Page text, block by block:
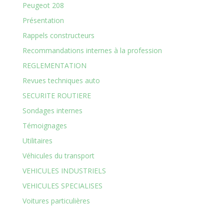
Peugeot 208
Présentation
Rappels constructeurs
Recommandations internes à la profession
REGLEMENTATION
Revues techniques auto
SECURITE ROUTIERE
Sondages internes
Témoignages
Utilitaires
Véhicules du transport
VEHICULES INDUSTRIELS
VEHICULES SPECIALISES
Voitures particulières